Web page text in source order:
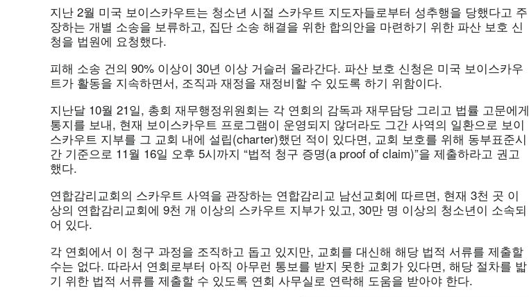
지난 2월 미국 보이스카우트는 청소년 시절 스카우트 지도자들로부터 성추행을 당했다고 주
장하는 개별 소송을 보류하고, 집단 소송 해결을 위한 합의안을 마련하기 위한 파산 보호 신
청을 법원에 요청했다.
피해 소송 건의 90% 이상이 30년 이상 거슬러 올라간다. 파산 보호 신청은 미국 보이스카우
트가 활동을 지속하면서, 조직과 재정을 재정비할 수 있도록 하기 위함이다.
지난달 10월 21일, 총회 재무행정위원회는 각 연회의 감독과 재무담당 그리고 법률 고문에게
통지를 보내, 현재 보이스카우트 프로그램이 운영되지 않더라도 그간 사역의 일환으로 보이
스카우트 지부를 그 교회 내에 설립(charter)했던 적이 있다면, 교회 보호를 위해 동부표준시
간 기준으로 11월 16일 오후 5시까지 “법적 청구 증명(a proof of claim)”을 제출하라고 권고
했다.
연합감리교회의 스카우트 사역을 관장하는 연합감리교 남선교회에 따르면, 현재 3천 곳 이
상의 연합감리교회에 9천 개 이상의 스카우트 지부가 있고, 30만 명 이상의 청소년이 소속되
어 있다.
각 연회에서 이 청구 과정을 조직하고 돕고 있지만, 교회를 대신해 해당 법적 서류를 제출할
수는 없다. 따라서 연회로부터 아직 아무런 통보를 받지 못한 교회가 있다면, 해당 절차를 밟
기 위한 법적 서류를 제출할 수 있도록 연회 사무실로 연락해 도움을 받아야 한다.